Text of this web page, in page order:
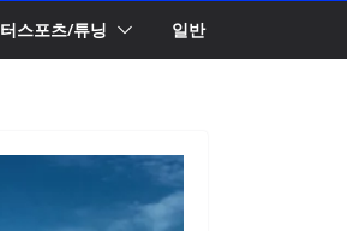
스포츠/튜닝 일반